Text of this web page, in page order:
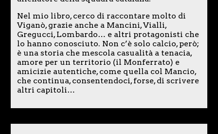
Nel mio libro, cerco di raccontare molto di
Viganò, grazie anche a Mancini, Vialli,
Gregucci, Lombardo… e altri protagonisti che
lo hanno conosciuto. Non c’è solo calcio, però;
è una storia che mescola casualità a tenacia,
amore per un territorio (il Monferrato) e
amicizie autentiche, come quella col Mancio,
che continua, consentendoci, forse, di scrivere
altri capitoli…